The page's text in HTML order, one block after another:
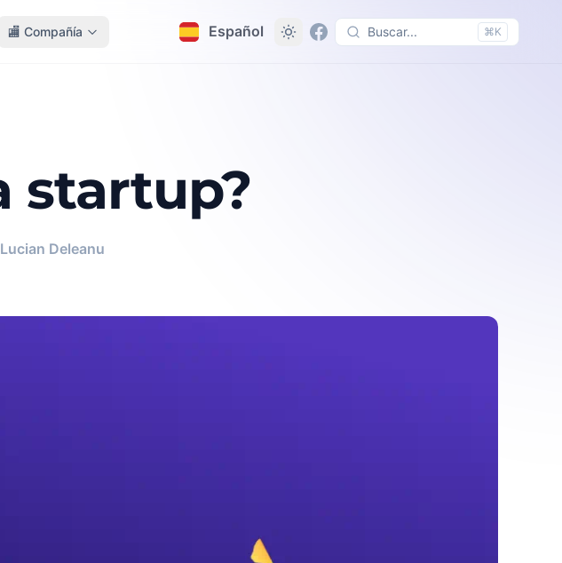
🏬 Compañía Español Buscar... ⌘K
startup?
Deleanu